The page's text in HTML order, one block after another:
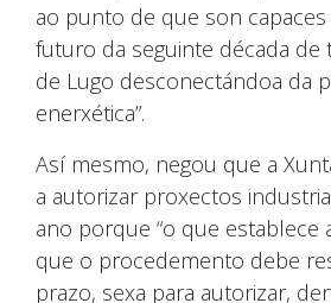
ao punto de que son
futuro da seguinte década de
de Lugo desconectándoa da
enerxética”.
Así mesmo, negou que a
a autorizar proxectos
ano porque “o que establece
que o procedemento debe
prazo, sexa para autorizar,